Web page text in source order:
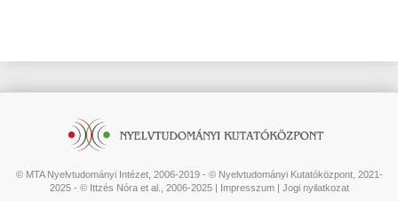
© MTA Nyelvtudományi Intézet, 2006-2019 - © Nyelvtudományi Kutatóközpont, 2021-
2025 - © Ittzés Nóra et al., 2006-2025 | Impresszum| Jogi nyilatkozat